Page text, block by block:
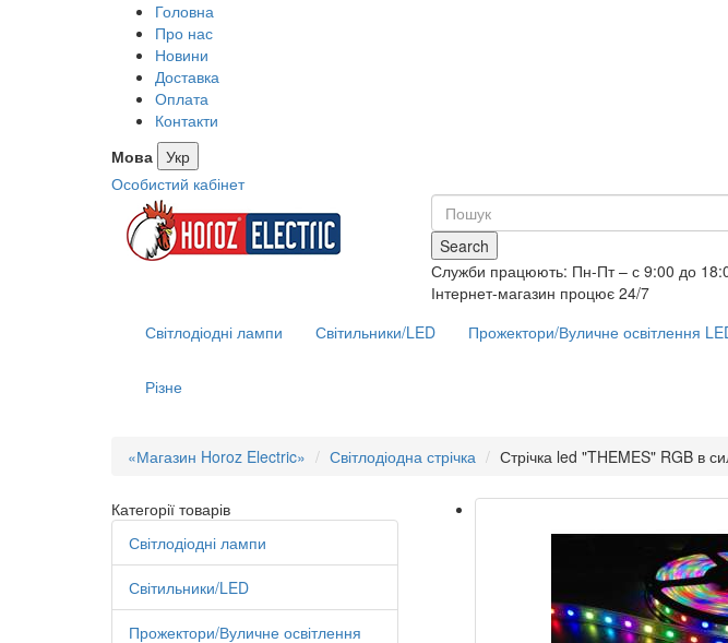
Головна
Про нас
Новини
Доставка
Оплата
Контакти
Мова Укр
Особистий кабінет
Search
Служби працюють: Пн-Пт – с 9:00 до
Інтернет-магазин процює 24/7
Світлодіодні лампи Світильники/LED Прожектори/Вуличне освітлення
Різне
«Магазин Horoz Electric» Світлодіодна стрічка Стрічка led "THEMES" RGB в
Категорії товарів
Світлодіодні лампи
Світильники/LED
Прожектори/Вуличне освітлення